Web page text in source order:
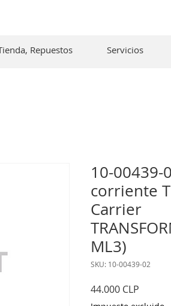
Repuestos Servicios
10-00439-
corriente
Carrier
ML3)
SKU: 10-00439-02
44.000 CLP